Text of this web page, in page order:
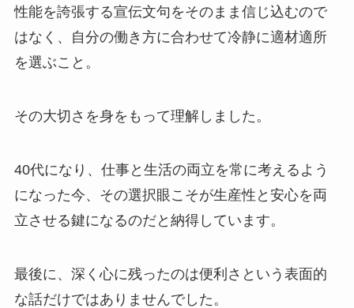
性能を誇張する宣伝文句をそのまま信じ込むので
はなく、自分の働き方に合わせて冷静に適材適所
を選ぶこと。
その大切さを身をもって理解しました。
40代になり、仕事と生活の両立を常に考えるよう
になった今、その選択眼こそが生産性と安心を両
立させる鍵になるのだと納得しています。
最後に、深く心に残ったのは便利さという表面的
な話だけではありませんでした。